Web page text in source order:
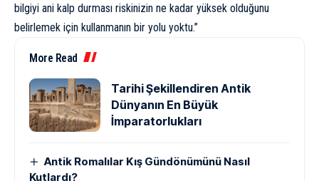
bilgiyi ani kalp durması riskinizin ne kadar yüksek olduğunu
belirlemek için kullanmanın bir yolu yoktu.”
More Read
Tarihi Şekillendiren Antik
Dünyanın En Büyük
İmparatorlukları
Antik Romalılar Kış Gündönümünü Nasıl
Kutlardı?